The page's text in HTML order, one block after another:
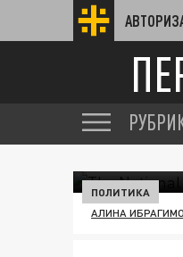
ПОЛИТИКА
АЛИНА